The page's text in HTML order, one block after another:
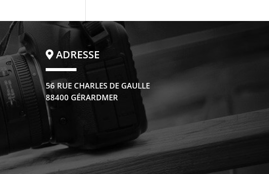
ADRESSE
56 RUE CHARLES DE GAULLE
88400 GÉRARDMER